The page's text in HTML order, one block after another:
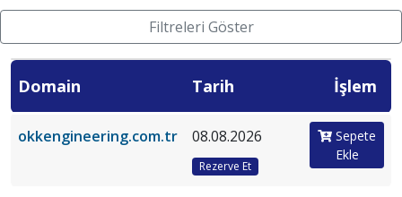
Filtreleri Göster
Domain Tarih İşlem
okkengineering.com.tr 08.08.2026
Rezerve Et
Sepete
Ekle